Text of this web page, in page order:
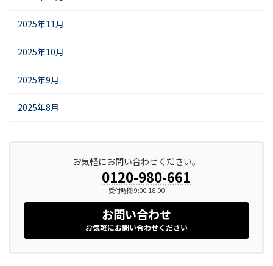
2025年11月
2025年10月
2025年9月
2025年8月
お気軽にお問い合わせください。
0120-980-661
受付時間 9:00-18:00
お問い合わせ
お気軽にお問い合わせください